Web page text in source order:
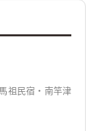
祖民宿‧南竿津